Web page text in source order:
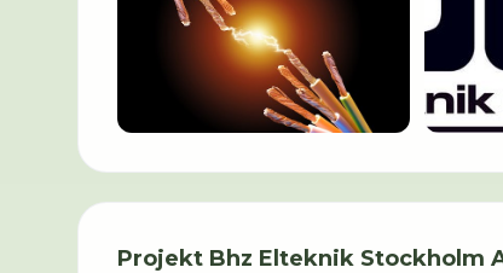
Projekt Bhz Elteknik Stockholm